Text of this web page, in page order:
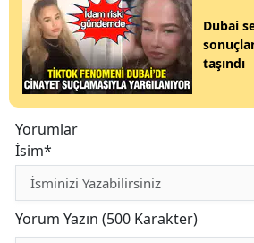
Dubai
taşındı
Yorumlar
İsim*
Yorum Yazın (500 Karakter)